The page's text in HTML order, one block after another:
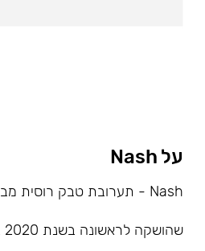
על Nash
Nash - תערובת טבק רוסית מבית חברת הגחלים אואזיס,
שהושקה לראשונה בשנת 2020 באירוע - Hookah Club Show.